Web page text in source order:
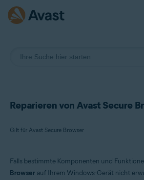
Reparieren von Avast Secure
Gilt für Avast Secure Browser
Falls bestimmte Komponenten und
Browser auf Ihrem Windows-Gerät nicht